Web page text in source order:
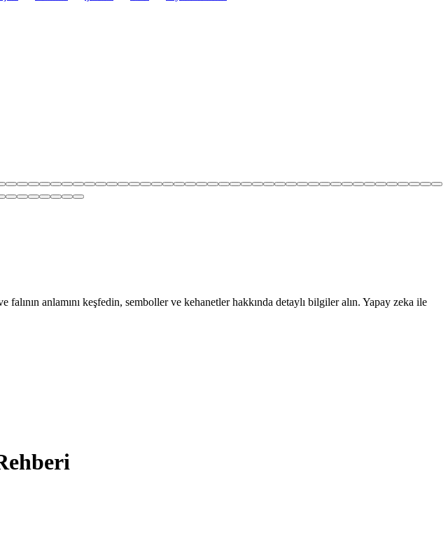
anlamını keşfedin, semboller ve kehanetler hakkında detaylı bilgiler alın. Yapay zeka ile